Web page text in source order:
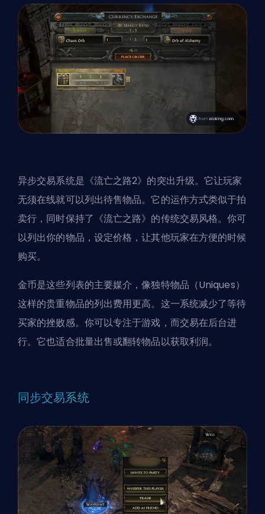
异步交易系统是《流亡之路2》的突出升级。它让玩家
无须在线就可以列出待售物品。它的运作方式类似于拍
卖行，同时保持了《流亡之路》的传统交易风格。你可
以列出你的物品，设定价格，让其他玩家在方便的时候
购买。
金币是这些列表的主要媒介，像独特物品（Uniques）
这样的贵重物品的列出费用更高。这一系统减少了等待
买家的挫败感。你可以专注于游戏，而交易在后台进
行。它也适合批量出售或翻转物品以获取利润。
同步交易系统